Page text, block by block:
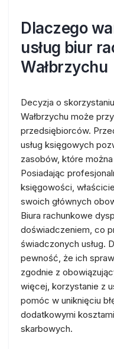
Dlaczego
usług biur
Wałbrzychu
Decyzja o
Wałbrzychu może
przedsiębiorców.
usług księgowych
zasobów, które
Posiadając
księgowości,
swoich głównych
Biura rachunkowe
doświadczeniem, co
świadczonych usług.
pewność, że ich
zgodnie z
więcej, korzystanie z
pomóc w uniknięciu
dodatkowymi
skarbowych.